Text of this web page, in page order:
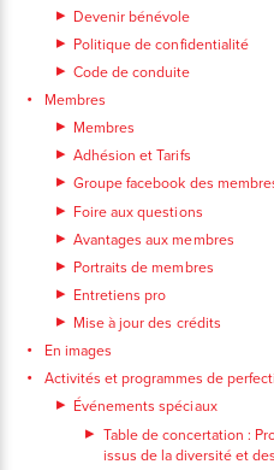
Devenir bénévole
Politique de confidentialité
Code de conduite
Membres
Membres
Adhésion et Tarifs
Groupe facebook des
Foire aux questions
Avantages aux membres
Portraits de membres
Entretiens pro
Mise à jour des crédits
En images
Activités et programmes de
Événements spéciaux
Table de concertation :
issus de la diversité et